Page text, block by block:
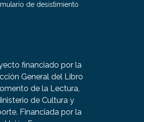
de desistimiento
financiado por la
General del Libro
de la Lectura,
de Cultura y
Financiada por la